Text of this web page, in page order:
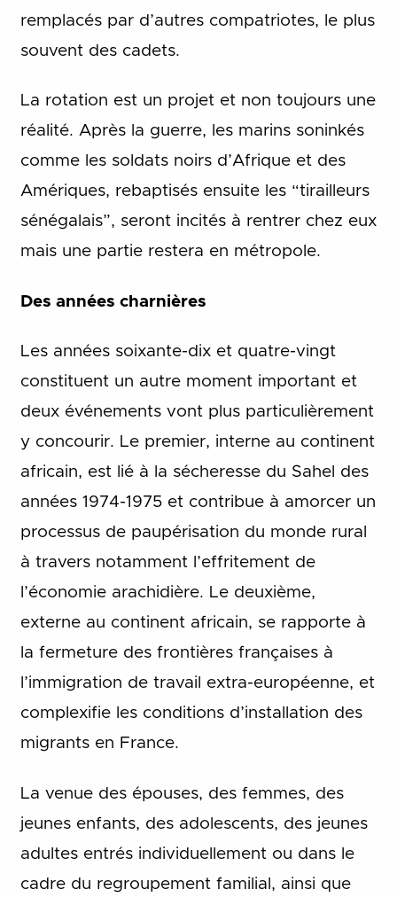
remplacés par d’autres compatriotes, le plus
souvent des cadets.
La rotation est un projet et non toujours une
réalité. Après la guerre, les marins soninkés
comme les soldats noirs d’Afrique et des
Amériques, rebaptisés ensuite les “tirailleurs
sénégalais”, seront incités à rentrer chez eux
mais une partie restera en métropole.
Des années charnières
Les années soixante-dix et quatre-vingt
constituent un autre moment important et
deux événements vont plus particulièrement
y concourir. Le premier, interne au continent
africain, est lié à la sécheresse du Sahel des
années 1974-1975 et contribue à amorcer un
processus de paupérisation du monde rural
à travers notamment l’effritement de
l’économie arachidière. Le deuxième,
externe au continent africain, se rapporte à
la fermeture des frontières françaises à
l’immigration de travail extra-européenne, et
complexifie les conditions d’installation des
migrants en France.
La venue des épouses, des femmes, des
jeunes enfants, des adolescents, des jeunes
adultes entrés individuellement ou dans le
cadre du regroupement familial, ainsi que